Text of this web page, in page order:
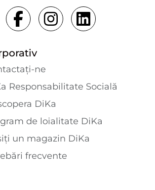
ne
Responsabilitate Socială
DiKa
de loialitate DiKa
un magazin DiKa
frecvente